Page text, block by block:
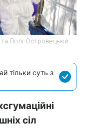
Волі Островецькій
тільки суть з
сіл